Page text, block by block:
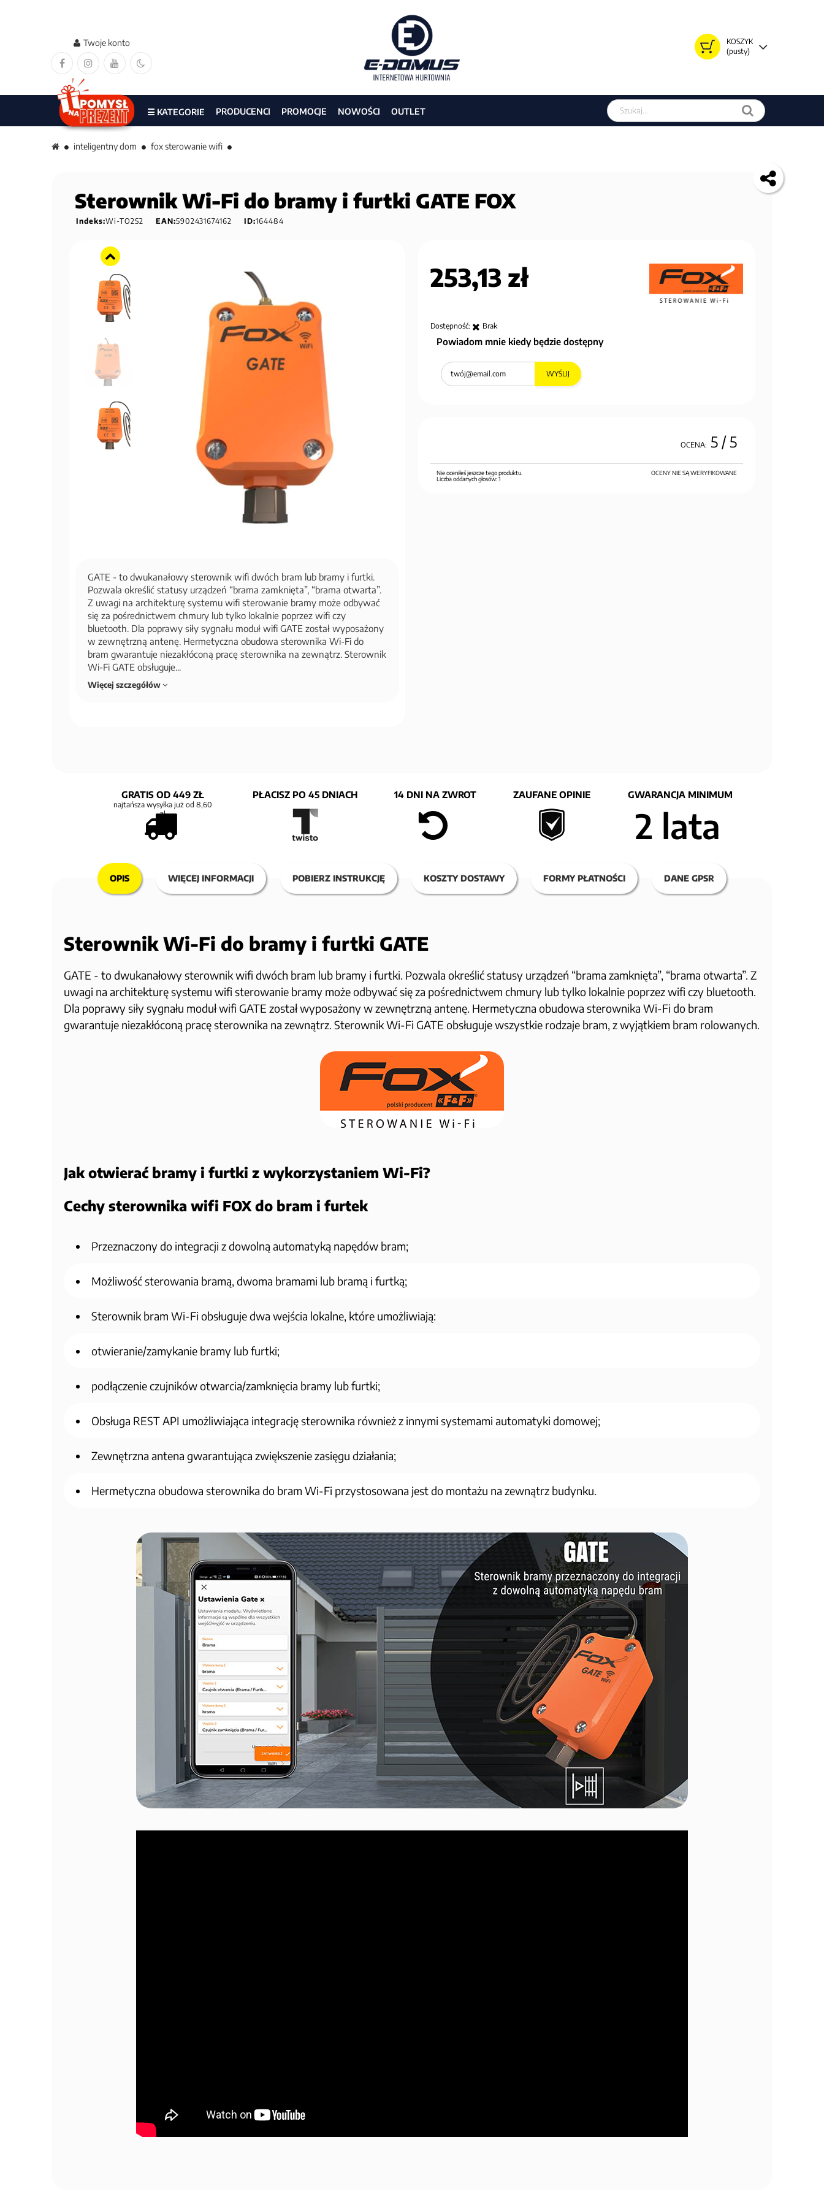
KOSZYK
(pusty)
Twoje konto
Szukaj w sklepie
☰ KATEGORIE PRODUCENCI PROMOCJE NOWOŚCI OUTLET
inteligentny dom fox sterowanie wifi
Sterownik Wi-Fi do bramy i furtki GATE FOX
Indeks:Wi-TO2S2 EAN:5902431674162 ID:164484
GATE - to dwukanałowy sterownik wifi dwóch bram lub bramy i furtki.
Pozwala określić statusy urządzeń “brama zamknięta”, “brama otwarta”.
Z uwagi na architekturę systemu wifi sterowanie bramy może odbywać
się za pośrednictwem chmury lub tylko lokalnie poprzez wifi czy
bluetooth. Dla poprawy siły sygnału moduł wifi GATE został wyposażony
w zewnętrzną antenę. Hermetyczna obudowa sterownika Wi-Fi do
bram gwarantuje niezakłóconą pracę sterownika na zewnątrz. Sterownik
Wi-Fi GATE obsługuje...
Więcej szczegółów
253,13 zł
Dostępność: Brak
Powiadom mnie kiedy będzie dostępny
WYŚLIJ
OCENA: 5/ 5
OCENY NIE SĄ WERYFIKOWANE
Nie oceniłeś jeszcze tego produktu.
Liczba oddanych głosów:1
GRATIS OD 449 ZŁ
najtańsza wysyłka już od 8,60
zł
PŁACISZ PO 45 DNIACH 14 DNI NA ZWROT ZAUFANE OPINIE GWARANCJA MINIMUM
2 lata
OPIS WIĘCEJ INFORMACJI POBIERZ INSTRUKCJĘ KOSZTY DOSTAWY FORMY PŁATNOŚCI DANE GPSR
Sterownik Wi-Fi do bramy i furtki GATE
GATE - to dwukanałowy sterownik wifi dwóch bram lub bramy i furtki. Pozwala określić statusy urządzeń “brama zamknięta”, “brama otwarta”. Z
uwagi na architekturę systemu wifi sterowanie bramy może odbywać się za pośrednictwem chmury lub tylko lokalnie poprzez wifi czy bluetooth.
Dla poprawy siły sygnału moduł wifi GATE został wyposażony w zewnętrzną antenę. Hermetyczna obudowa sterownika Wi-Fi do bram
gwarantuje niezakłóconą pracę sterownika na zewnątrz. Sterownik Wi-Fi GATE obsługuje wszystkie rodzaje bram, z wyjątkiem bram rolowanych.
Jak otwierać bramy i furtki z wykorzystaniem Wi-Fi?
Cechy sterownika wifi FOX do bram i furtek
Przeznaczony do integracji z dowolną automatyką napędów bram;
Możliwość sterowania bramą, dwoma bramami lub bramą i furtką;
Sterownik bram Wi-Fi obsługuje dwa wejścia lokalne, które umożliwiają:
otwieranie/zamykanie bramy lub furtki;
podłączenie czujników otwarcia/zamknięcia bramy lub furtki;
Obsługa REST API umożliwiająca integrację sterownika również z innymi systemami automatyki domowej;
Zewnętrzna antena gwarantująca zwiększenie zasięgu działania;
Hermetyczna obudowa sterownika do bram Wi-Fi przystosowana jest do montażu na zewnątrz budynku.